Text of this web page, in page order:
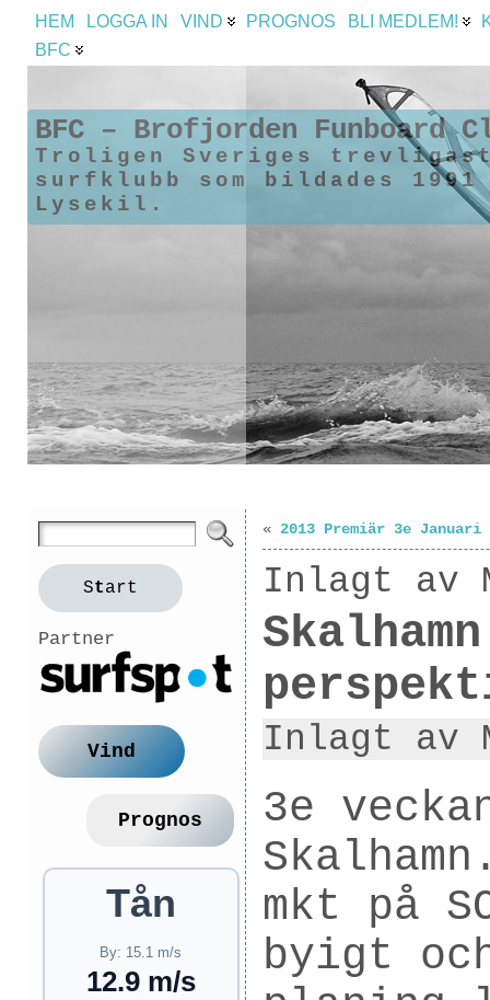
HEM LOGGA IN VIND PROGNOS BLI MEDLEM!
BFC
BFC – Brofjorden Funboard
Troligen Sveriges
surfklubb som bildades
Lysekil.
Start
Partner
Vind
Prognos
Tån
By: 15.1 m/s
12.9 m/s
« 2013 Premiär 3e Januari
Inlagt av
Inlagt av
3e
mkt på
byigt